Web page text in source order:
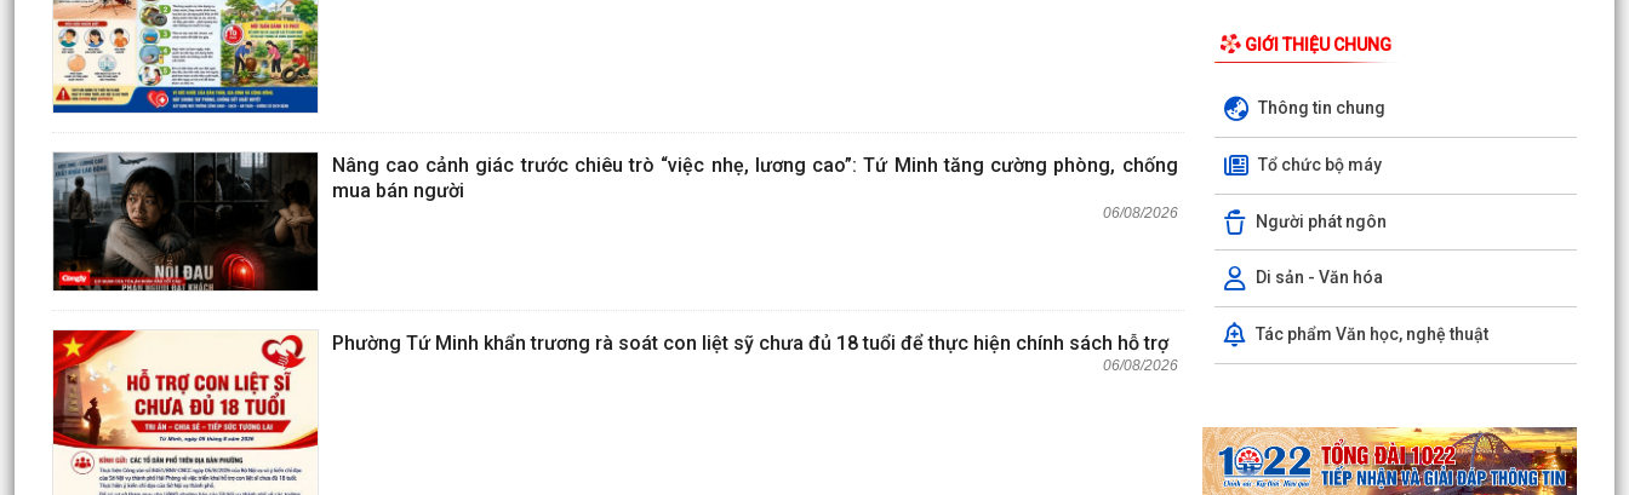
Nâng cao cảnh giác trước chiêu trò “việc nhẹ, lương cao”: Tứ Minh tăng cường phòng, chống
mua bán người
06/08/2026
Phường Tứ Minh khẩn trương rà soát con liệt sỹ chưa đủ 18 tuổi để thực hiện chính sách hỗ trợ
06/08/2026
GIỚI THIỆU CHUNG
Thông tin chung
Tổ chức bộ máy
Người phát ngôn
Di sản - Văn hóa
Tác phẩm Văn học, nghệ thuật